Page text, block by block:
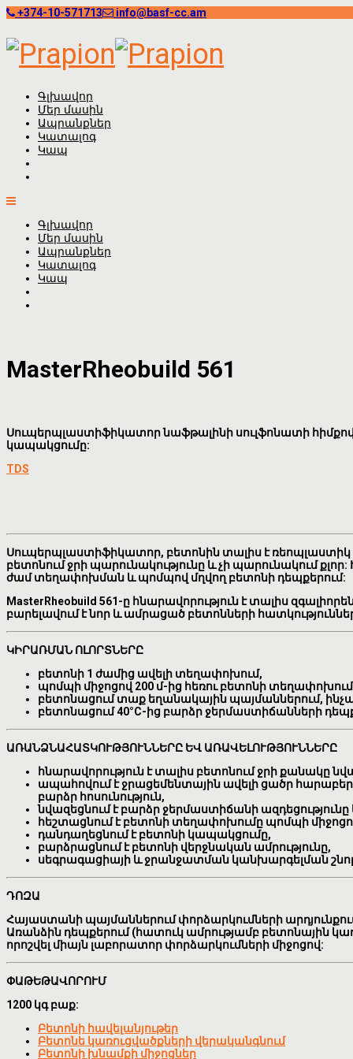
+374-10-571713 info@basf-cc.am
Գլխավոր
Մեր մասին
Ապրանքներ
Կատալոգ
Կապ
Գլխավոր
Մեր մասին
Ապրանքներ
Կատալոգ
Կապ
MasterRheobuild 561
Սուպերպլաստիֆիկատոր նաֆթալինի սուլֆոնատի
կապակցումը:
TDS
Սուպերպլաստիֆիկատոր, բետոնին տալիս է ռեոպլաստիկ
բետոնում ջրի պարունակությունը և չի պարունակում
ժամ տեղափոխման և պոմպով մղվող բետոնի դեպքերում:
MasterRheobuild 561-ը հնարավորություն է տալիս
բարելավում է նոր և ամրացած բետոնների
ԿԻՐԱՌՄԱՆ ՈԼՈՐՏՆԵՐԸ
բետոնի 1 ժամից ավելի տեղափոխում,
պոմպի միջոցով 200 մ-ից հեռու բետոնի
բետոնացում տաք եղանակային պայմաններում,
բետոնացում 40°C-ից բարձր ջերմաստիճանների
ԱՌԱՆՁՆԱՀԱՏԿՈՒԹՅՈՒՆՆԵՐԸ ԵՎ ԱՌԱՎԵԼՈՒԹՅՈՒՆՆԵՐԸ
հնարավորություն է տալիս բետոնում ջրի քանակը
ապահովում է ջրացեմենտային ավելի ցածր
բարձր հոսունություն,
նվազեցնում է բարձր ջերմաստիճանի
հեշտացնում է բետոնի տեղափոխումը պոմպի
դանդաղեցնում է բետոնի կապակցումը,
բարձրացնում է բետոնի վերջնական ամրությունը,
սեգրագացիայի և ջրանջատման կանխարգելման
ԴՈԶԱ
Հայաստանի պայմաններում փորձարկումների
Առանձին դեպքերում (հատուկ ամրությամբ բետոնային
որոշվել միայն լաբորատոր փորձարկումների միջոցով:
ՓԱԹԵԹԱՎՈՐՈՒՄ
1200 կգ բաք:
Բետոնի հավելանյութեր
Բետոնե կառուցվածքների վերականգնում
Բետոնի խնամքի միջոցներ